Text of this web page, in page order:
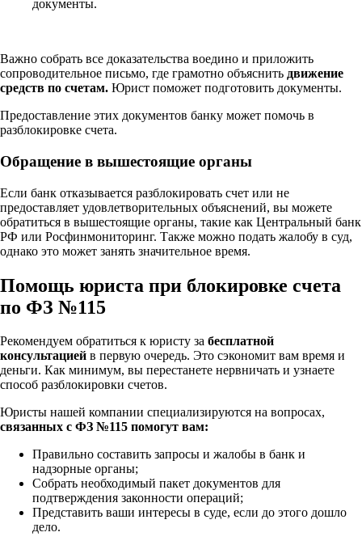
документы.
Важно собрать все доказательства воедино и приложить
сопроводительное письмо, где грамотно объяснить движение
средств по счетам. Юрист поможет подготовить документы.
Предоставление этих документов банку может помочь в
разблокировке счета.
Обращение в вышестоящие органы
Если банк отказывается разблокировать счет или не
предоставляет удовлетворительных объяснений, вы можете
обратиться в вышестоящие органы, такие как Центральный банк
РФ или Росфинмониторинг. Также можно подать жалобу в суд,
однако это может занять значительное время.
Помощь юриста при блокировке счета
по ФЗ №115
Рекомендуем обратиться к юристу за бесплатной
консультацией в первую очередь. Это сэкономит вам время и
деньги. Как минимум, вы перестанете нервничать и узнаете
способ разблокировки счетов.
Юристы нашей компании специализируются на вопросах,
связанных с ФЗ №115 помогут вам:
Правильно составить запросы и жалобы в банк и
надзорные органы;
Собрать необходимый пакет документов для
подтверждения законности операций;
Представить ваши интересы в суде, если до этого дошло
дело.